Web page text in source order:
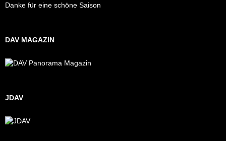
Danke für eine schöne Saison
DAV MAGAZIN
JDAV